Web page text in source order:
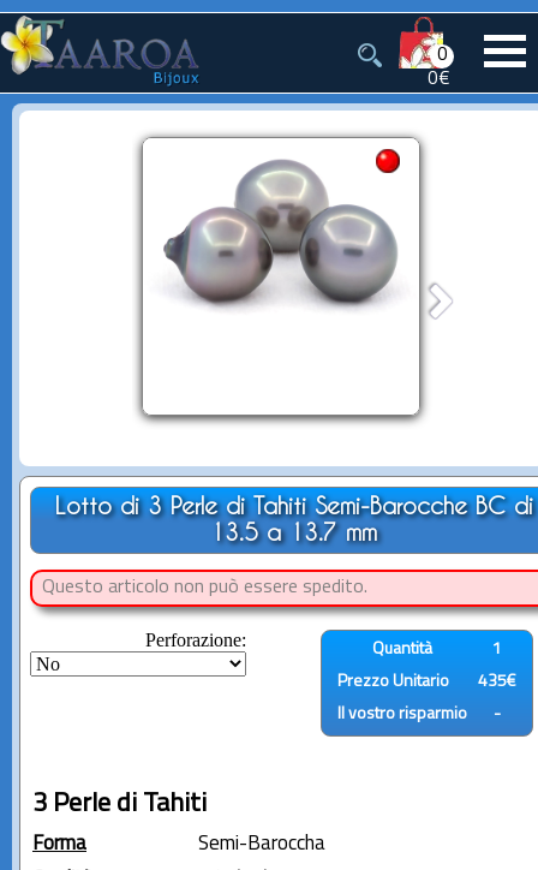
0
0€
Lotto di 3 Perle di Tahiti Semi-Barocche BC di
13.5 a 13.7 mm
Questo articolo non può essere spedito.
Perforazione: Quantità
1
Prezzo Unitario
435€
Il vostro risparmio
-
3 Perle di Tahiti
Forma
Semi-Baroccha